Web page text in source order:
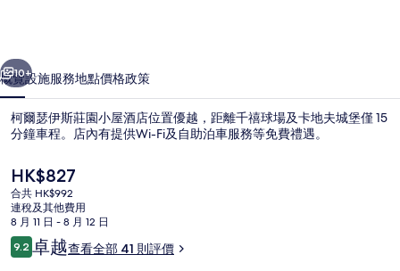
小
屋
酒
相
片
集
個 下一個
10+
概覽設施服務地點價格政策
柯爾瑟伊斯莊園小屋酒店位置優越，距離千禧球場及卡地夫城堡僅 15
分鐘車程。店內有提供Wi-Fi及自助泊車服務等免費禮遇。
現
價
HK$827
HK$827
合共 HK$992
連稅及其他費用
8 月 11 日 - 8 月 12 日
評
價
9.29.2 分，滿分 10 分，
卓越查看全部 41 則評價